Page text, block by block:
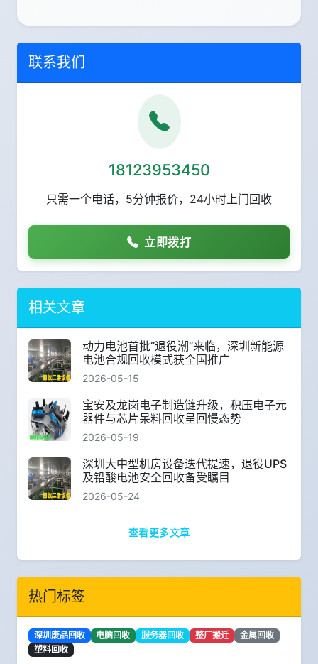
联系我们
18123953450
只需一个电话，5分钟报价，24小时上门回收
立即拨打
相关文章
动力电池首批“退役潮”来临，深圳新能源
电池合规回收模式获全国推广
2026-05-15
宝安及龙岗电子制造链升级，积压电子元
器件与芯片呆料回收呈回慢态势
2026-05-19
深圳大中型机房设备迭代提速，退役UPS
及铅酸电池安全回收备受瞩目
2026-05-24
查看更多文章
热门标签
深圳废品回收 电脑回收 服务器回收 整厂搬迁
金属回收
塑料回收